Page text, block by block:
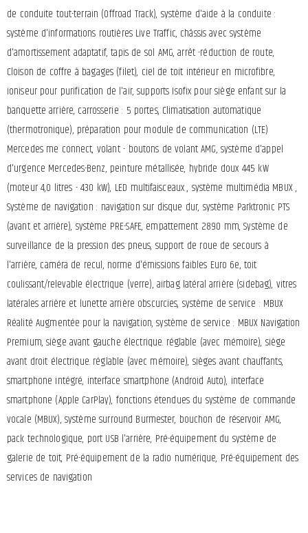
de conduite tout-terrain (Offroad Track), système d'aide à la conduite :
système d'informations routières Live Traffic, châssis avec système
d'amortissement adaptatif, tapis de sol AMG, arrêt -réduction de route,
Cloison de coffre à bagages (filet), ciel de toit intérieur en microfibre,
ioniseur pour purification de l'air, supports Isofix pour siège enfant sur la
banquette arrière, carrosserie : 5 portes, Climatisation automatique
(thermotronique), préparation pour module de communication (LTE)
Mercedes me connect, volant - boutons de volant AMG, système d'appel
d'urgence Mercedes-Benz, peinture métallisée, hybride doux 445 kW
(moteur 4,0 litres - 430 kW), LED multifaisceaux , système multimédia MBUX ,
Système de navigation : navigation sur disque dur, système Parktronic PTS
(avant et arrière), système PRE-SAFE, empattement 2890 mm, Système de
surveillance de la pression des pneus, support de roue de secours à
l'arrière, caméra de recul, norme d'émissions faibles Euro 6e, toit
coulissant/relevable électrique (verre), airbag latéral arrière (sidebag), vitres
latérales arrière et lunette arrière obscurcies, système de service : MBUX
Réalité Augmentée pour la navigation, système de service : MBUX Navigation
Premium, siège avant gauche électrique. réglable (avec mémoire), siège
avant droit électrique. réglable (avec mémoire), sièges avant chauffants,
smartphone intégré, interface smartphone (Android Auto), interface
smartphone (Apple CarPlay), fonctions étendues du système de commande
vocale (MBUX), système surround Burmester, bouchon de réservoir AMG,
pack technologique, port USB l'arrière, Pré-équipement du système de
galerie de toit, Pré-équipement de la radio numérique, Pré-équipement des
services de navigation